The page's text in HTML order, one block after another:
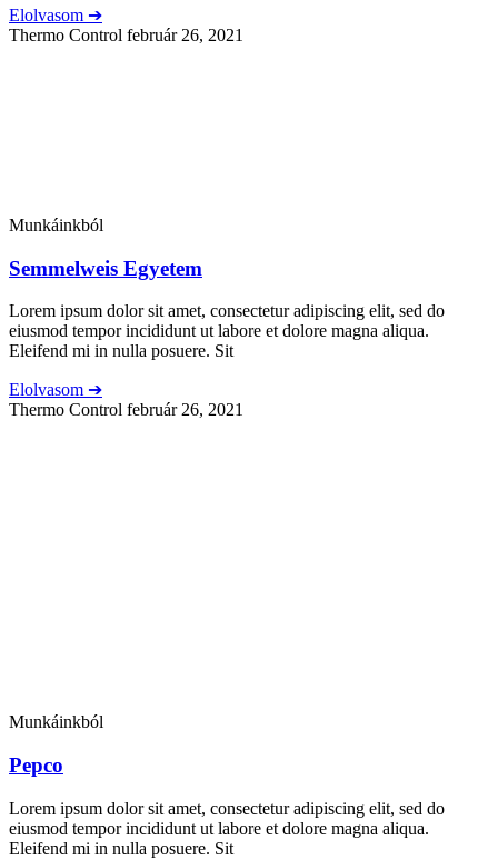
Elolvasom ➔
Thermo Control február 26, 2021
Munkáinkból
Semmelweis Egyetem
Lorem ipsum dolor sit amet, consectetur adipiscing elit, sed do
eiusmod tempor incididunt ut labore et dolore magna aliqua.
Eleifend mi in nulla posuere. Sit
Elolvasom ➔
Thermo Control február 26, 2021
Munkáinkból
Pepco
Lorem ipsum dolor sit amet, consectetur adipiscing elit, sed do
eiusmod tempor incididunt ut labore et dolore magna aliqua.
Eleifend mi in nulla posuere. Sit